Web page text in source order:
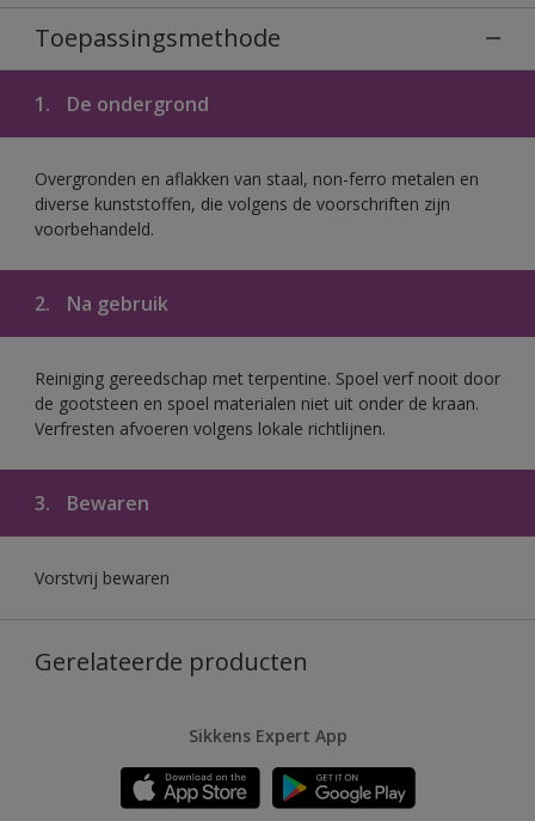
Toepassingsmethode
1. De ondergrond
Overgronden en aflakken van staal, non-ferro metalen en
diverse kunststoffen, die volgens de voorschriften zijn
voorbehandeld.
2. Na gebruik
Reiniging gereedschap met terpentine. Spoel verf nooit door
de gootsteen en spoel materialen niet uit onder de kraan.
Verfresten afvoeren volgens lokale richtlijnen.
3. Bewaren
Vorstvrij bewaren
Gerelateerde producten
Sikkens Expert App